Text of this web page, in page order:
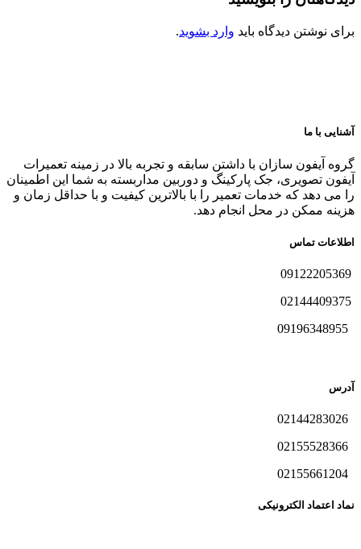
برای نوشتن دیدگاه باید وارد بشوید.
آشنایی با ما
گروه آیفون سازان با داشتن سابقه و تجربه بالا در زمینه تعمیرات
آیفون تصویری، جک پارکینگ و دوربین مداربسته به شما این اطمینان
را می دهد که خدمات تعمیر را با بالاترین کیفیت و با حداقل زمان و
هزینه ممکن در محل انجام دهد.
اطلاعات تماس
آدرس
نماد اعتماد الکترونیکی